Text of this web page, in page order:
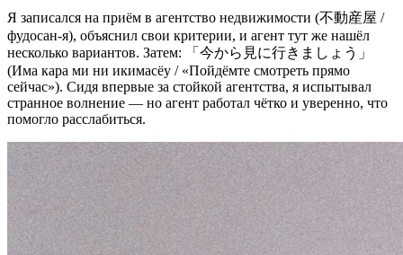
Я записался на приём в агентство недвижимости (不動産屋 /
фудосан-я), объяснил свои критерии, и агент тут же нашёл
несколько вариантов. Затем: 「今から見に行きましょう」
(Има кара ми ни икимасёу / «Пойдёмте смотреть прямо
сейчас»). Сидя впервые за стойкой агентства, я испытывал
странное волнение — но агент работал чётко и уверенно, что
помогло расслабиться.